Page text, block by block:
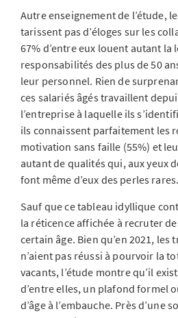
Autre enseignement de l’étude,
tarissent pas d’éloges sur les
67% d’entre eux louent autant la
responsabilités des plus de 50
leur personnel. Rien de
ces salariés âgés travaillent
l’entreprise à laquelle ils
ils connaissent parfaitement les
motivation sans faille (55%) et
autant de qualités qui, aux yeux
font même d’eux des perles rares.
Sauf que ce tableau idyllique
la réticence affichée à recruter
certain âge. Bien qu’en 2021, les
n’aient pas réussi à pourvoir la
vacants, l’étude montre qu’il
d’entre elles, un plafond formel
d’âge à l’embauche. Près d’une